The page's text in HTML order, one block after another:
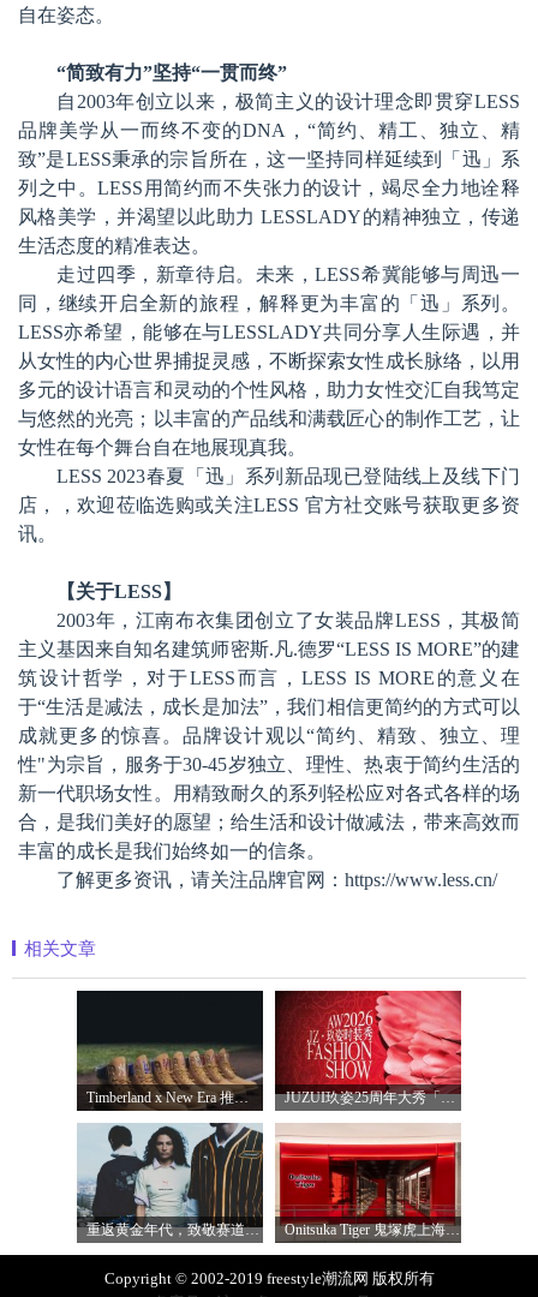
自在姿态。
“简致有力”坚持“一贯而终”
自2003年创立以来，极简主义的设计理念即贯穿LESS
品牌美学从一而终不变的DNA，“简约、精工、独立、精
致”是LESS秉承的宗旨所在，这一坚持同样延续到「迅」系
列之中。LESS用简约而不失张力的设计，竭尽全力地诠释
风格美学，并渴望以此助力 LESSLADY的精神独立，传递
生活态度的精准表达。
走过四季，新章待启。未来，LESS希冀能够与周迅一
同，继续开启全新的旅程，解释更为丰富的「迅」系列。
LESS亦希望，能够在与LESSLADY共同分享人生际遇，并
从女性的内心世界捕捉灵感，不断探索女性成长脉络，以用
多元的设计语言和灵动的个性风格，助力女性交汇自我笃定
与悠然的光亮；以丰富的产品线和满载匠心的制作工艺，让
女性在每个舞台自在地展现真我。
LESS 2023春夏「迅」系列新品现已登陆线上及线下门
店，，欢迎莅临选购或关注LESS 官方社交账号获取更多资
讯。
【关于LESS】
2003年，江南布衣集团创立了女装品牌LESS，其极简
主义基因来自知名建筑师密斯.凡.德罗“LESS IS MORE”的建
筑设计哲学，对于LESS而言，LESS IS MORE的意义在
于“生活是减法，成长是加法”，我们相信更简约的方式可以
成就更多的惊喜。品牌设计观以“简约、精致、独立、理
性"为宗旨，服务于30-45岁独立、理性、热衷于简约生活的
新一代职场女性。用精致耐久的系列轻松应对各式各样的场
合，是我们美好的愿望；给生活和设计做减法，带来高效而
丰富的成长是我们始终如一的信条。
了解更多资讯，请关注品牌官网：https://www.less.cn/
相关文章
Timberland x New Era 推出全新联名系列，以经 JUZUI玖姿25周年大秀「循光新生」 光起二
重返黄金年代，致敬赛道传奇 PUMA携手M Onitsuka Tiger 鬼塚虎上海环贸 iapm 概念店盛
Copyright © 2002-2019 freestyle潮流网 版权所有